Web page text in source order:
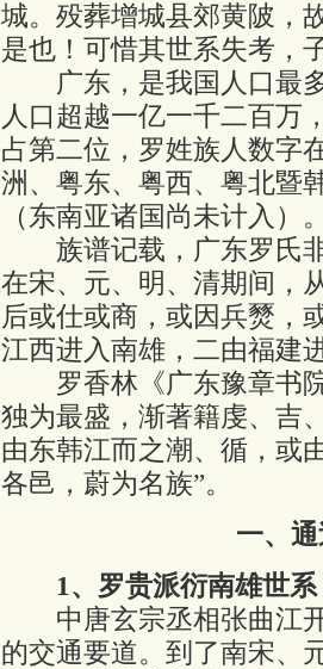
城。殁葬增城县郊黄陂，
是也！可惜其世系失考，
广东，是我国人口最多
人口超越一亿一千二百万
占第二位，罗姓族人数字
洲、粤东、粤西、粤北暨
（东南亚诸国尚未计入）
族谱记载，广东罗氏非
在宋、元、明、清期间，
后或仕或商，或因兵燹，
江西进入南雄，二由福建
罗香林《广东豫章书院
独为最盛，渐著籍虔、吉
由东韩江而之潮、循，或
各邑，蔚为名族”。
一、
1、罗贵派衍南雄世系
中唐玄宗丞相张曲江开
的交通要道。到了南宋、